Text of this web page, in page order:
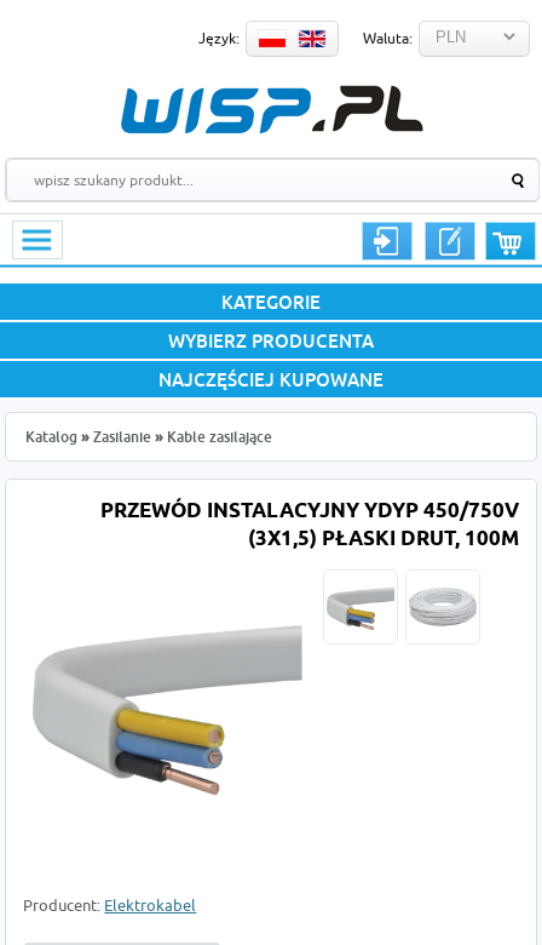
Język: Waluta:
KATEGORIE
WYBIERZ PRODUCENTA
NAJCZĘŚCIEJ KUPOWANE
Katalog » Zasilanie » Kable zasilające
PRZEWÓD INSTALACYJNY YDYP 450/750V
(3X1,5) PŁASKI DRUT, 100M
Producent: Elektrokabel